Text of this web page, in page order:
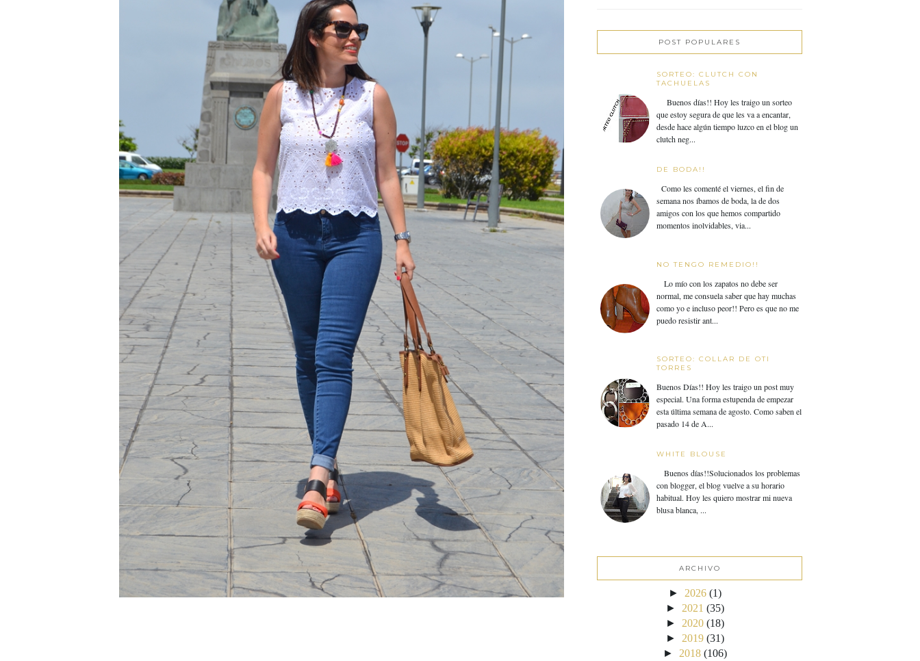
POST POPULARES
SORTEO: CLUTCH CON
TACHUELAS
Buenos días!! Hoy les traigo un sorteo
que estoy segura de que les va a encantar,
desde hace algún tiempo luzco en el blog un
clutch neg...
DE BODA!!
Como les comenté el viernes, el fin de
semana nos íbamos de boda, la de dos
amigos con los que hemos compartido
momentos inolvidables, via...
NO TENGO REMEDIO!!
Lo mío con los zapatos no debe ser
normal, me consuela saber que hay muchas
como yo e incluso peor!! Pero es que no me
puedo resistir ant...
SORTEO: COLLAR DE OTI
TORRES
Buenos Días!! Hoy les traigo un post muy
especial. Una forma estupenda de empezar
esta última semana de agosto. Como saben el
pasado 14 de A...
WHITE BLOUSE
Buenos días!!Solucionados los problemas
con blogger, el blog vuelve a su horario
habitual. Hoy les quiero mostrar mi nueva
blusa blanca, ...
ARCHIVO
► 2026 (1)
► 2021 (35)
► 2020 (18)
► 2019 (31)
► 2018 (106)